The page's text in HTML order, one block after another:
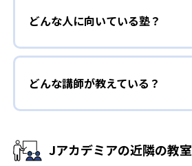
どんな人に向いている塾？
どんな講師が教えている？
Jアカデミアの近隣の教室